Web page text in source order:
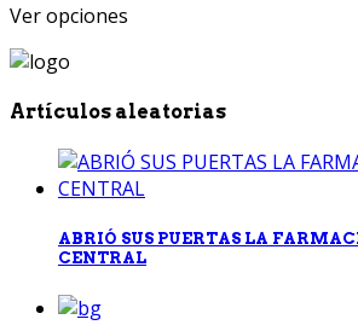
Ver opciones
Artículos aleatorias
ABRIÓ SUS PUERTAS LA
CENTRAL